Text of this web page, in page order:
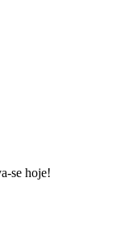
se hoje!